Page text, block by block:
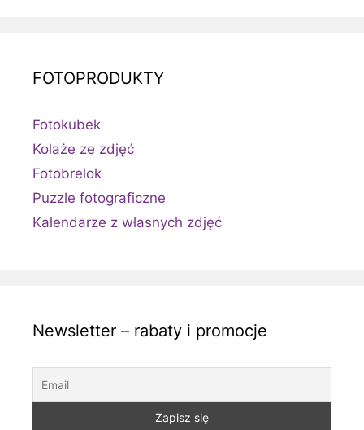
FOTOPRODUKTY
Fotokubek
Kolaże ze zdjęć
Fotobrelok
Puzzle fotograficzne
Kalendarze z własnych zdjęć
Newsletter – rabaty i promocje